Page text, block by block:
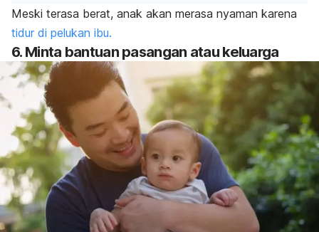
Meski terasa berat, anak akan merasa nyaman karena
tidur di pelukan ibu.
6. Minta bantuan pasangan atau keluarga